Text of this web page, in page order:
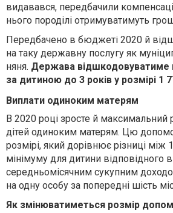
видавався, передбачили
нього породілі отримуватимуть
Передбачено в бюджеті 2020 й
на таку державну послугу як
няня. Держава відшкодовуватиме
за дитиною до 3 років у розмірі 1
Виплати одиноким матерям
В 2020 році зросте й максимальний
дітей одиноким матерям. Цю
розмірі, який дорівнює різниці між
мінімуму для дитини відповідного
середньомісячним сукупним
на одну особу за попередні шість
Як змінюватиметься розмір